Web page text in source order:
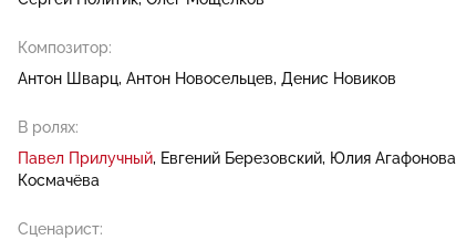
Композитор:
Антон Шварц Антон Новосельцев Денис Новиков
В ролях:
Павел Прилучный Евгений Березовский Юлия Агафонова
Космачёва
Сценарист: